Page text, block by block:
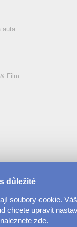
auta
Film
důležité
soubory cookie.
chcete upravit
zde.